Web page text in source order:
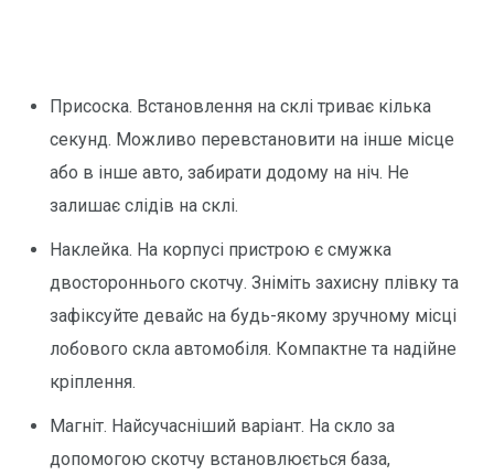
Присоска. Встановлення на склі триває кілька
секунд. Можливо перевстановити на інше місце
або в інше авто, забирати додому на ніч. Не
залишає слідів на склі.
Наклейка. На корпусі пристрою є смужка
двостороннього скотчу. Зніміть захисну плівку та
зафіксуйте девайс на будь-якому зручному місці
лобового скла автомобіля. Компактне та надійне
кріплення.
Магніт. Найсучасніший варіант. На скло за
допомогою скотчу встановлюється база,